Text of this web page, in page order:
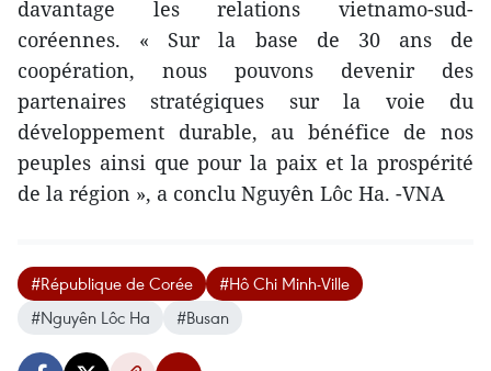
davantage les relations vietnamo-sud-
coréennes. « Sur la base de 30 ans de
coopération, nous pouvons devenir des
partenaires stratégiques sur la voie du
développement durable, au bénéfice de nos
peuples ainsi que pour la paix et la prospérité
de la région », a conclu Nguyên Lôc Ha. -VNA
#République de Corée
#Hô Chi Minh-Ville
#Nguyên Lôc Ha
#Busan